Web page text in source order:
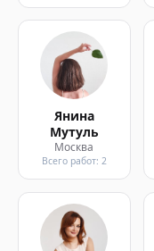
Янина
Мутуль
Москва
Всего работ: 2